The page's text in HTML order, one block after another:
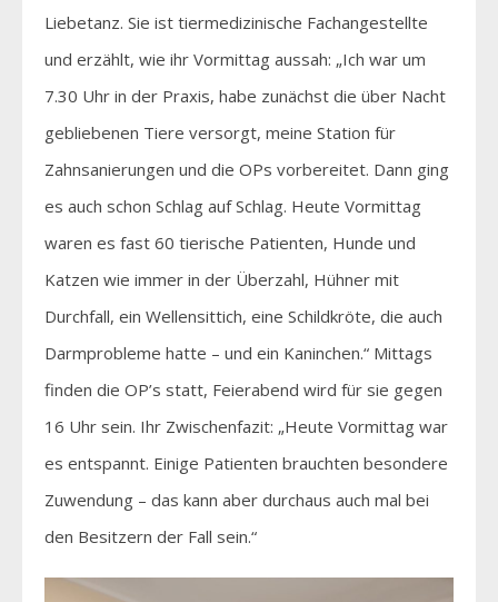
Liebetanz. Sie ist tiermedizinische Fachangestellte
und erzählt, wie ihr Vormittag aussah: „Ich war um
7.30 Uhr in der Praxis, habe zunächst die über Nacht
gebliebenen Tiere versorgt, meine Station für
Zahnsanierungen und die OPs vorbereitet. Dann ging
es auch schon Schlag auf Schlag. Heute Vormittag
waren es fast 60 tierische Patienten, Hunde und
Katzen wie immer in der Überzahl, Hühner mit
Durchfall, ein Wellensittich, eine Schildkröte, die auch
Darmprobleme hatte – und ein Kaninchen.“ Mittags
finden die OP’s statt, Feierabend wird für sie gegen
16 Uhr sein. Ihr Zwischenfazit: „Heute Vormittag war
es entspannt. Einige Patienten brauchten besondere
Zuwendung – das kann aber durchaus auch mal bei
den Besitzern der Fall sein.“